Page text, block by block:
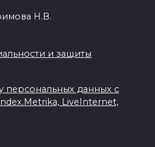
Н.В.
и защиты
персональных данных с
LiveInternet,